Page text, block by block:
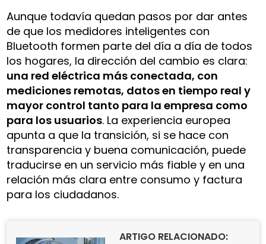
Aunque todavía quedan pasos por dar antes
de que los medidores inteligentes con
Bluetooth formen parte del día a día de todos
los hogares, la dirección del cambio es clara:
una red eléctrica más conectada, con
mediciones remotas, datos en tiempo real y
mayor control tanto para la empresa como
para los usuarios. La experiencia europea
apunta a que la transición, si se hace con
transparencia y buena comunicación, puede
traducirse en un servicio más fiable y en una
relación más clara entre consumo y factura
para los ciudadanos.
ARTIGO RELACIONADO: